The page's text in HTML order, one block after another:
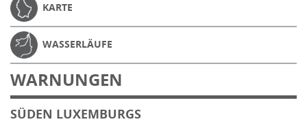
KARTE
WASSERLÄUFE
WARNUNGEN
SÜDEN LUXEMBURGS